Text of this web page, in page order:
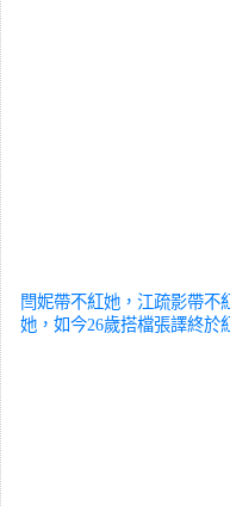
閆妮帶不紅她，江疏影帶不紅
她，如今26歲搭檔張譯終於紅